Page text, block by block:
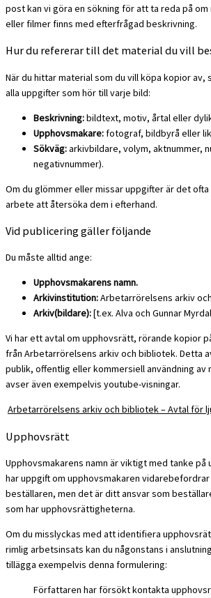
post kan vi göra en sökning för att ta reda på
eller filmer finns med efterfrågad beskrivning.
Hur du refererar till det material du vill
När du hittar material som du vill köpa kopior av,
alla uppgifter som hör till varje bild:
Beskrivning:bildtext, motiv, årtal eller
Upphovsmakare:fotograf, bildbyrå eller
Sökväg:arkivbildare, volym, aktnummer,
negativnummer).
Om du glömmer eller missar uppgifter är det
arbete att återsöka dem i efterhand.
Vid publicering gäller följande
Du måste alltid ange:
Upphovsmakarens namn.
Arkivinstitution:Arbetarrörelsens arkiv
Arkiv(bildare):[t.ex. Alva och Gunnar
Vi har ett avtal om upphovsrätt, rörande kopior
från Arbetarrörelsens arkiv och bibliotek. Detta
publik, offentlig eller kommersiell användning av
avser även exempelvis youtube-visningar.
Arbetarrörelsens arkiv och bibliotek – Avtal för
Upphovsrätt
Upphovsmakarens namn är viktigt med tanke på
har uppgift om upphovsmakaren
beställaren, men det är ditt ansvar som
som har upphovsrättigheterna.
Om du misslyckas med att identifiera
rimlig arbetsinsats kan du någonstans i
tillägga exempelvis denna formulering:
Författaren har försökt kontakta